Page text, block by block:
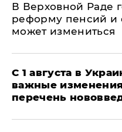
В Верховной Раде
реформу пенсий и
может измениться
С 1 августа в
важные
перечень